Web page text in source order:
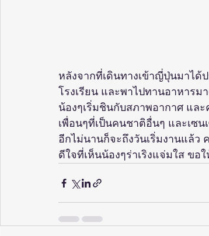
หลังจากที่เดินทางเข้าญี่ปุ่นมาได้
โรงเรียน และพาไปทานอาหารม
น้องๆเริ่มชินกับสภาพอากาศ แล
เพื่อนๆที่เป็นคนชาติอื่นๆ และเซ
อีกไม่นานก็จะถึงวันเริ่มงานแล้ว
ดีใจที่เห็นน้องๆร่าเริงแจ่มใส ขอ